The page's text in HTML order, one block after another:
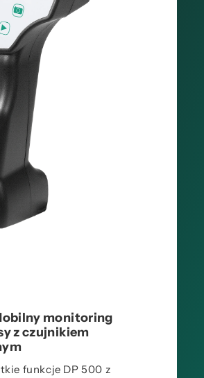
monitoring
z czujnikiem
funkcje DP 500 z